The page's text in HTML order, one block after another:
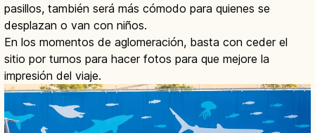
pasillos, también será más cómodo para quienes se
desplazan o van con niños.
En los momentos de aglomeración, basta con ceder el
sitio por turnos para hacer fotos para que mejore la
impresión del viaje.